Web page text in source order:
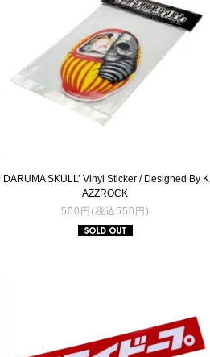
’DARUMA SKULL’ Vinyl Sticker / Designed By K
AZZROCK
500円(税込550円)